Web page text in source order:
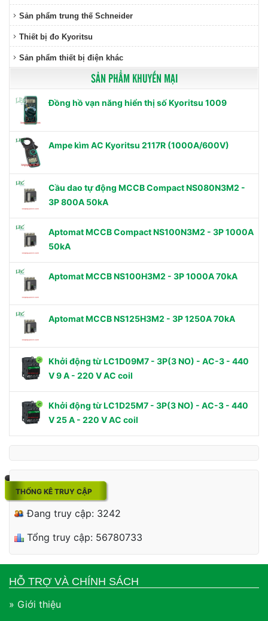
Sản phẩm trung thế Schneider
Thiết bị đo Kyoritsu
Sản phẩm thiết bị điện khác
SẢN PHẨM KHUYẾN MẠI
Đồng hồ vạn năng hiển thị số Kyoritsu 1009
Ampe kìm AC Kyoritsu 2117R (1000A/600V)
Cầu dao tự động MCCB Compact NS080N3M2 -
3P 800A 50kA
Aptomat MCCB Compact NS100N3M2 - 3P 1000A
50kA
Aptomat MCCB NS100H3M2 - 3P 1000A 70kA
Aptomat MCCB NS125H3M2 - 3P 1250A 70kA
Khởi động từ LC1D09M7 - 3P(3 NO) - AC-3 - 440
V 9 A - 220 V AC coil
Khởi động từ LC1D25M7 - 3P(3 NO) - AC-3 - 440
V 25 A - 220 V AC coil
THỐNG KÊ TRUY CẬP
Đang truy cập: 3242
Tổng truy cập: 56780733
HỖ TRỢ VÀ CHÍNH SÁCH
» Giới thiệu